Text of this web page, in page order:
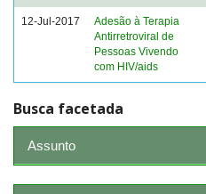
12-Jul-2017
Adesão à Terapia
Antirretroviral de
Pessoas Vivendo
com HIV/aids
Busca facetada
Assunto